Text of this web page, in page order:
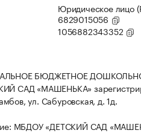
Юридическое лицо
6829015056
1056882343352
БЮДЖЕТНОЕ
САД «МАШЕНЬКА»
ул. Сабуровская, д. 1д.
МБДОУ «ДЕТСКИЙ САД